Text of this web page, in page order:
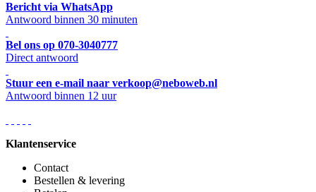
Bericht via WhatsApp
Antwoord binnen 30 minuten
Bel ons op 070-3040777
Direct antwoord
Stuur een e-mail naar verkoop@neboweb.nl
Antwoord binnen 12 uur
Klantenservice
Contact
Bestellen & levering